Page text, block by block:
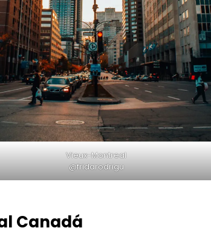
Vieux-Montreal
@fridarodrigu
Canadá